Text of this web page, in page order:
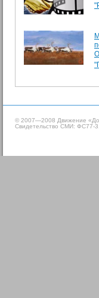
© 2007—2008 Движение
Свидетельство СМИ: ФС77-